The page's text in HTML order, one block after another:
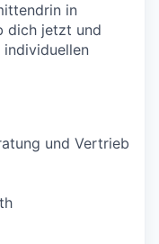
in
dich jetzt und
individuellen
und Vertrieb